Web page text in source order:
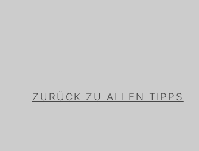
ZURÜCK ZU ALLEN TIPPS